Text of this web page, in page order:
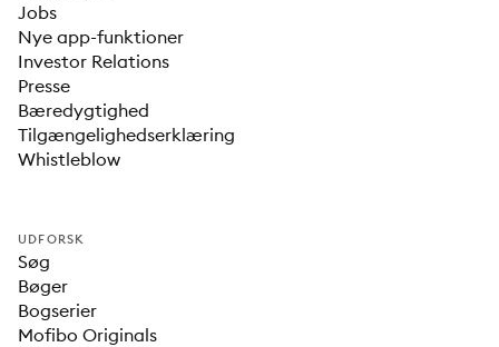
Jobs
Nye app-funktioner
Investor Relations
Presse
Bæredygtighed
Tilgængelighedserklæring
Whistleblow
UDFORSK
Søg
Bøger
Bogserier
Mofibo Originals